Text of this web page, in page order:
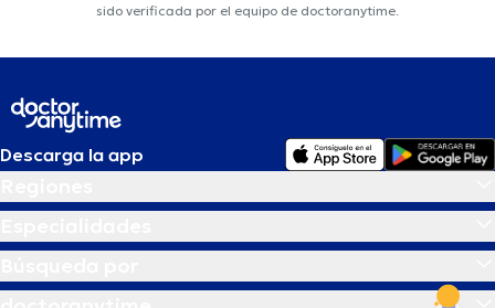
sido verificada por el equipo de doctoranytime.
Descarga la app